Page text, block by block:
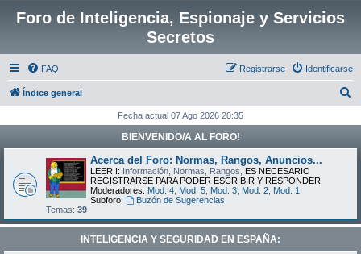
Foro de Inteligencia, Espionaje y Servicios
Secretos
FAQ Identificarse
Registrarse
Índice general
c
Fecha actual 07 Ago 2026 20:35
BIENVENIDO/A AL FORO!
Acerca del Foro: Normas, Rangos, Anuncios...
LEER!!: Información, Normas, Rangos, ES NECESARIO
REGISTRARSE PARA PODER ESCRIBIR Y RESPONDER
Moderadores: Mod. 4 Mod. 5 Mod. 3 Mod. 2 Mod. 1
Subforo:
Buzón de Sugerencias
Temas: 39
INTELIGENCIA Y SEGURIDAD EN ESPAÑA: